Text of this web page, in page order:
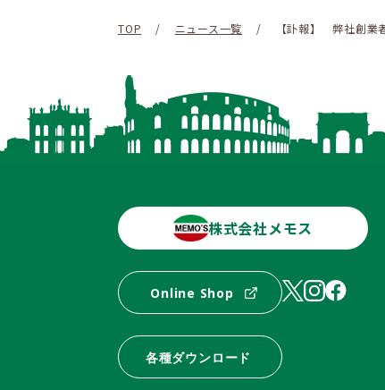
TOP / ニュース一覧 / 【訃報】 弊社創業
株式会社メモス
Online Shop
各種ダウンロード